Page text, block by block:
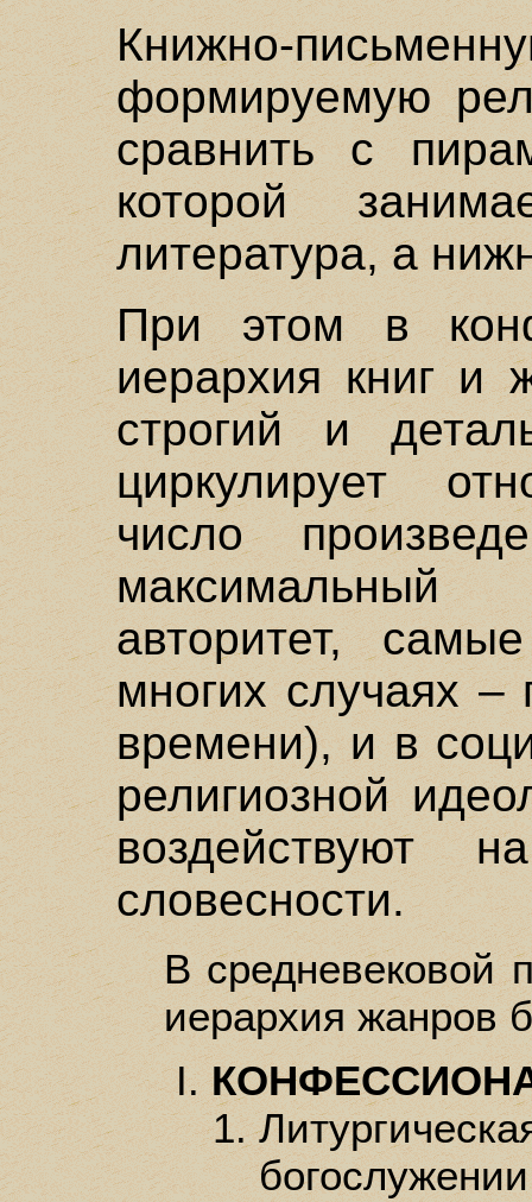
Книжно-
формируемую
сравнить с
которой
литература, а
При этом в
иерархия книг и
строгий и
циркулирует
число
авторитет,
многих случаях –
времени), и в
религиозной
воздействуют
словесности.
В средневековой
иерархия жанров